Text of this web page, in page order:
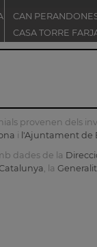
CAN
CASA TORRE
provenen dels
i l'Ajuntament de
dades de la
, la